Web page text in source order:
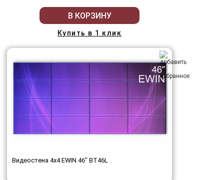
В КОРЗИНУ
Купить в 1 клик
Видеостена 4x4 EWIN 46" BT46L